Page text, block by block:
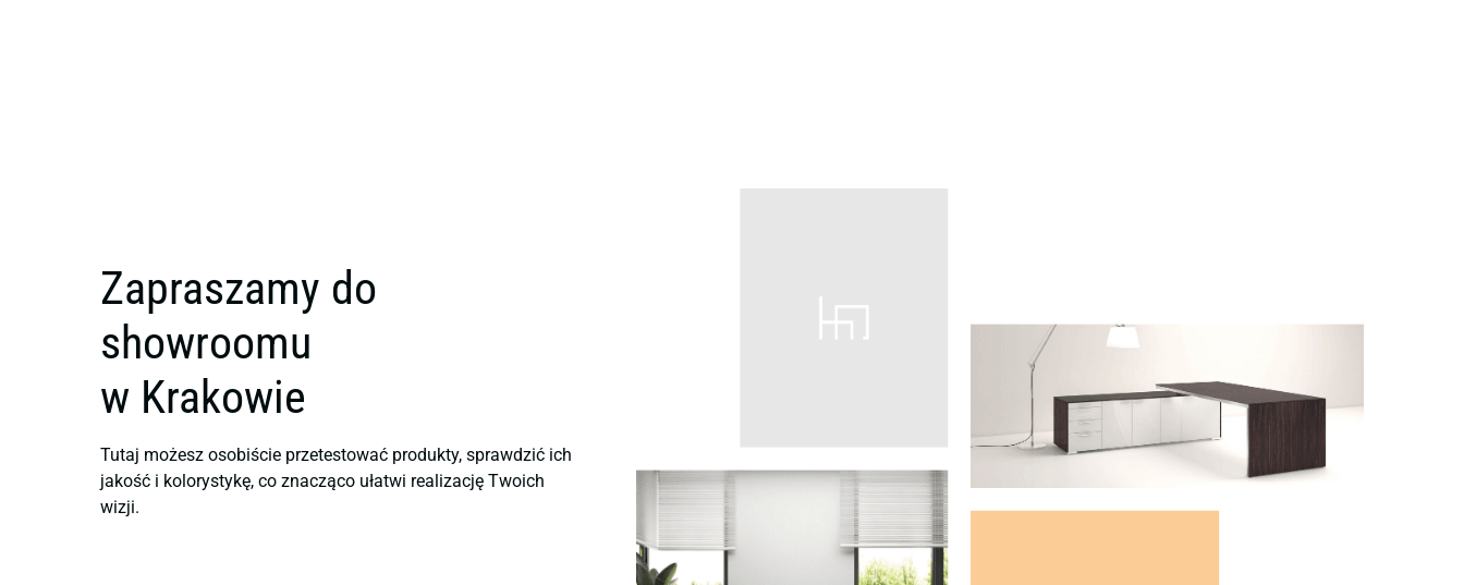
Zapraszamy do
showroomu
w Krakowie
Tutaj możesz osobiście przetestować produkty, sprawdzić ich
jakość i kolorystykę, co znacząco ułatwi realizację Twoich
wizji.